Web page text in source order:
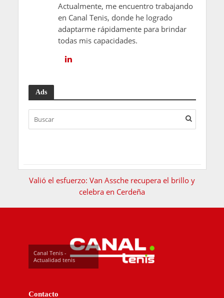
Actualmente, me encuentro trabajando
en Canal Tenis, donde he logrado
adaptarme rápidamente para brindar
todas mis capacidades.
Ads
Valió el esfuerzo: Van Assche recupera el brillo y
celebra en Cerdeña
Canal Tenis -
Actualidad tenis
Contacto